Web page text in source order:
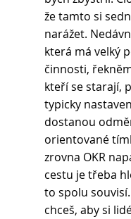
že tamto si
narážet.
která má velký
činnosti,
kteří se starají,
typicky
dostanou
orientované
zrovna OKR
cestu je třeba
to spolu souvisí.
chceš, aby si